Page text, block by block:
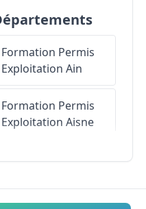
Formation Permis
Exploitation Ain
Formation Permis
Exploitation Aisne
Formation Permis